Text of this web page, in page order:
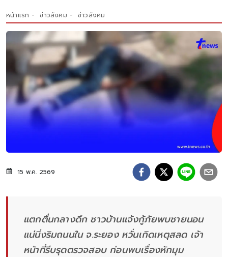
หน้าแรก ข่าวสังคม ข่าวสังคม
15 พ.ค. 2569
แตกตื่นกลางดึก ชาวบ้านแจ้งกู้ภัยพบชายนอน
แน่นิ่งริมถนนใน จ.ระยอง หวั่นเกิดเหตุสลด เจ้า
หน้าที่รีบรุดตรวจสอบ ก่อนพบเรื่องหักมุม